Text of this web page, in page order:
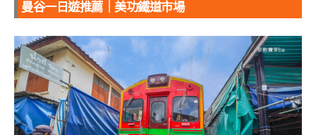
曼谷一日遊推薦｜美功鐵道市場